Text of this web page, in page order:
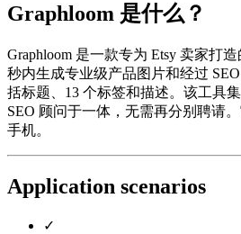
Graphloom 是什么？
Graphloom 是一款专为 Etsy 卖家打
秒内生成专业级产品图片和经过
括标题、13 个标签和描述。该工具
SEO 顾问于一体，无需再分别聘请
手机。
Application scenarios
✓